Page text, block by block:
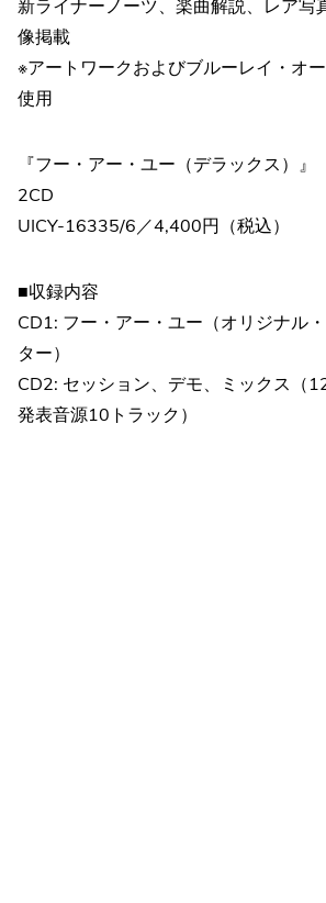
新ライナーノーツ、楽曲解説、レア写
像掲載
※アートワークおよびブルーレイ・オ
使用
『フー・アー・ユー（デラックス）』
2CD
UICY-16335/6／4,400円（税込）
■収録内容
CD1: フー・アー・ユー（オリジナル
ター）
CD2: セッション、デモ、ミックス（
発表音源10トラック）